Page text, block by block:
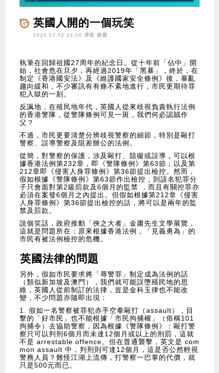
英國人開的一個玩笑
2024.07.02 23:00 博客 微塵
執筆在回歸祖國27周年的紀念日。從十年前「佔中」開
始，社會危在旦夕，再經過2019年「黑暴」，終於，在
制定《香港國安法》及《維護國家安全條例》後，暴亂
趨向緩和，不少審訊有有條不紊地進行，市民更期待罪
犯入獄的一刻。
反諷地，在殖民地年代，英國人從來歧視負責執行法例
的香港警隊，從警隊條例可見一斑，我們何必認賊作
父？
不過，市民更要清楚分辨歧視警察的細節，特別是毆打
警察、誤導警察及阻差辦公的法例。
從簡，對警察的保護，涉及毆打、阻礙或誤導，可以根
據香港法例第232章，即《警隊條例》第63節；以及第
212章即《侵害人身罪條例》第36節提出檢控。然而，
假如根據《警隊條例》第63節作出檢控，則該名犯罪分
子只會面對第2級罰款及6個月的監禁 ，而且有關控罪亦
必須在案發6個月之內提出。但假如根據第212章《侵害
人身罪條例》第36節提出檢控的話，將可以是兩年的監
禁及罰款。
說個笑話，政府推動「俠之大者」金庸先生文學展覽，
這就是問題所在：原來根據香港法例，「見義勇為」的
市民有被法例檢控的危機。
英國法律的問題
另外，假如市民要求將「辱警罪」制定成為法例的話
（類似新加坡及澳門），我們就可能誤墮殖民地的思
維，英國人從前制訂的法律，豈是金科玉律也不能改
變，不少問題亦隨即出現：
1. 假如一名警察被罪犯赤手空拳毆打（assault），目
擊的「好市民」也不能根據「市民拘捕權」（俗稱101
拘捕令）去協助警察，因為根據《警隊條例》：毆打警
察只可以判刑6個月而未達12個月或以上的刑罰，這就
不是 arrestable offence。但在普通襲擊，英文是 com
mon assault 中，判刑則可達12個月，這是否公然輕視
警務人員？難怪江湖上流傳，打警察一巴掌的代價，就
只是500元而已。